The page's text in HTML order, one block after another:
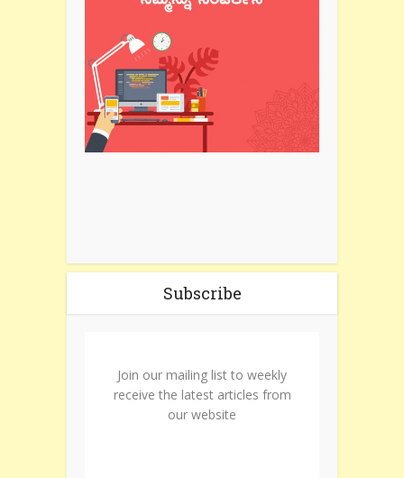
Subscribe
Join our mailing list to weekly
receive the latest articles from
our website